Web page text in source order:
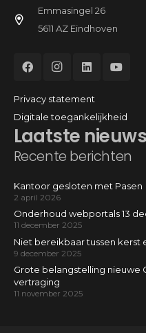
Laatste nieuws
Recente berichten
Kantoor gesloten met Pasen
2 april 2026
Onderhoud webportals 13
11 december 2025
Niet bereikbaar tussen kerst
9 december 2025
Grote belangstelling nieuwe
vertraging
11 november 2025
Emmasingel 26
5611 AZ Eindhoven
Privacy statement
Digitale toegankelijkheid